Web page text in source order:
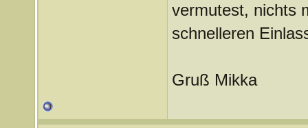
vermutest, nichts
schnelleren
Gruß Mikka